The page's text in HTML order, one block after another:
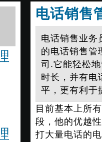
电话销售
电话销售业务
的电话销售管
司.它能轻松
时长，并有电
平，更有利于
目前基本上所
段，他的优越
打大量电话的